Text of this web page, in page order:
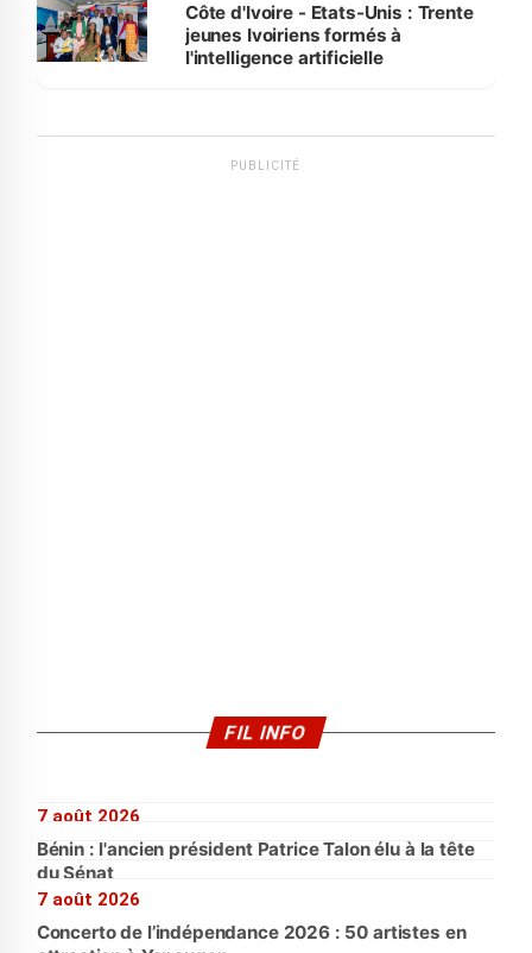
Côte d'Ivoire - Etats-Unis : Trente
jeunes Ivoiriens formés à
l'intelligence artificielle
PUBLICITÉ
FIL INFO
7 août 2026
Bénin : l'ancien président Patrice Talon élu à la tête
du Sénat
7 août 2026
Concerto de l’indépendance 2026 : 50 artistes en